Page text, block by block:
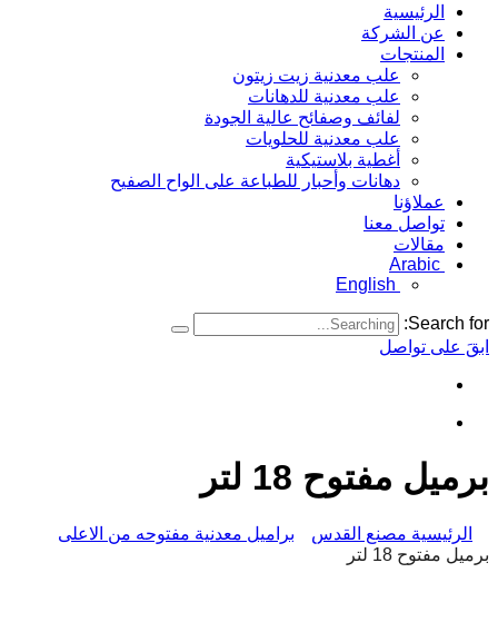
الرئيسية
عن الشركة
المنتجات
علب معدنية زيت زيتون
علب معدنية للدهانات
لفائف وصفائح عالية الجودة
علب معدنية للحلويات
أغطية بلاستيكية
دهانات وأحبار للطباعة على الواح الصفيح
عملاؤنا
تواصل معنا
مقالات
Arabic
English
Search for:
ابقَ على تواصل
برميل مفتوح 18 لتر
الرئيسية مصنع القدس
براميل معدنية مفتوحه من الاعلى
برميل مفتوح 18 لتر